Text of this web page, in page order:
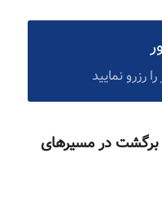
رزرو نمایید
برگشت در مسیرهای